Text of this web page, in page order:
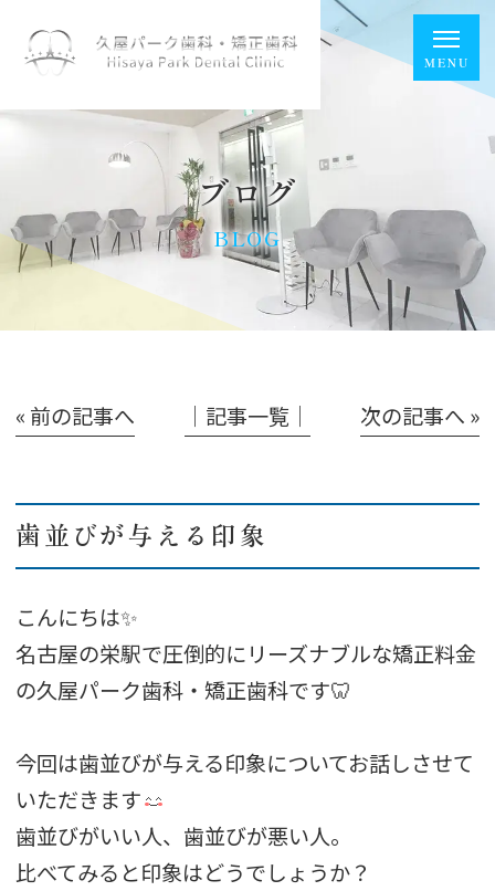
ブログ
BLOG
« 前の記事へ │記事一覧│ 次の記事へ »
歯並びが与える印象
こんにちは✨
名古屋の栄駅で圧倒的にリーズナブルな矯正料金
の久屋パーク歯科・矯正歯科です🦷
今回は歯並びが与える印象についてお話しさせて
いただきます
歯並びがいい人、歯並びが悪い人。
比べてみると印象はどうでしょうか？